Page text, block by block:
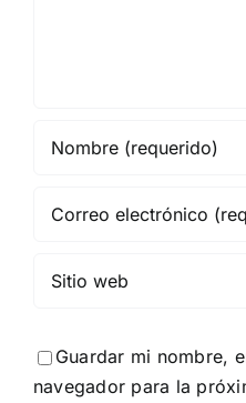
Guardar mi nombre,
navegador para la